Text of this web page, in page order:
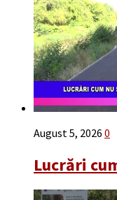
August 5, 2026 0
Lucrări